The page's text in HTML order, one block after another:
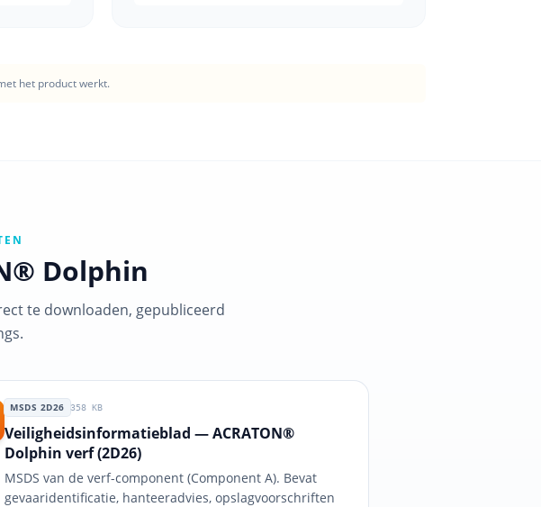
het product werkt.
Dolphin
te downloaden, gepubliceerd
MSDS 2D26 358KB
Veiligheidsinformatieblad — ACRATON®
Dolphin verf (2D26)
MSDS van de verf-component (Component A). Bevat
gevaaridentificatie, hanteer­advies, opslag­voorschriften